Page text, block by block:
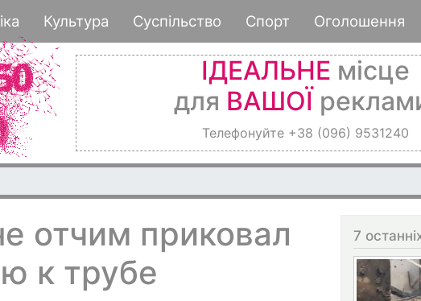
к
основному
Культура Суспільство Спорт Оголошення
ІДЕАЛЬНЕ місце
для ВАШОЇ
Телефонуйте +38 (096) 9531240
отчим приковал
к трубе
7